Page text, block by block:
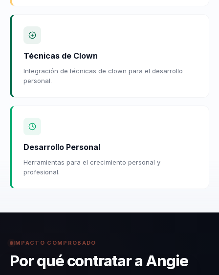
Técnicas de Clown
Integración de técnicas de clown para el desarrollo
personal.
Desarrollo Personal
Herramientas para el crecimiento personal y
profesional.
IMPACTO COMPROBADO
Por qué contratar a Angie